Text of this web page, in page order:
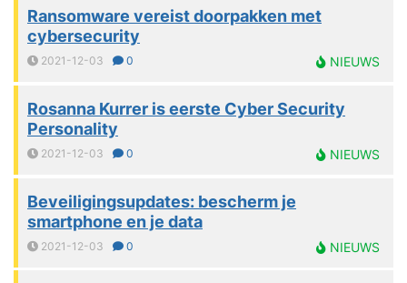
Ransomware vereist doorpakken met
cybersecurity
2021-12-03 0 NIEUWS
Rosanna Kurrer is eerste Cyber Security
Personality
2021-12-03 0 NIEUWS
Beveiligingsupdates: bescherm je
smartphone en je data
2021-12-03 0 NIEUWS